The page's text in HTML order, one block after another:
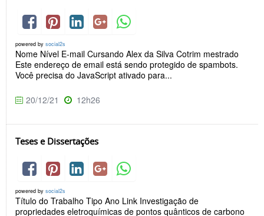
powered by social2s
Nome Nível E-mail Cursando Alex da Silva Cotrim mestrado
Este endereço de email está sendo protegido de spambots.
Você precisa do JavaScript ativado para...
20/12/21 12h26
Teses e Dissertações
powered by social2s
Título do Trabalho Tipo Ano Link Investigação de
propriedades eletroquímicas de pontos quânticos de carbono